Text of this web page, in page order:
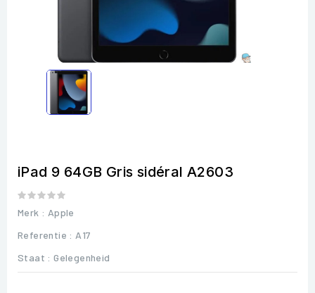
iPad 9 64GB Gris sidéral A2603
Merk : Apple
Referentie : A17
Staat : Gelegenheid